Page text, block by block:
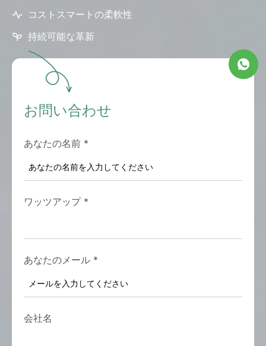
コストスマートの柔軟性
持続可能な革新
お問い合わせ
あなたの名前 *
ワッツアップ *
あなたのメール *
会社名